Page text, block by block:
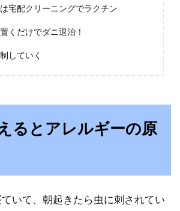
生まれたばかりの赤ちゃんは、1日の大半を寝
て過ごします。赤ちゃんが快適に寝てくれるよ
うにベビ...
宅配クリーニングでラクチン
くだけでダニ退治！
していく
るとアレルギーの原
いて、朝起きたら虫に刺されてい